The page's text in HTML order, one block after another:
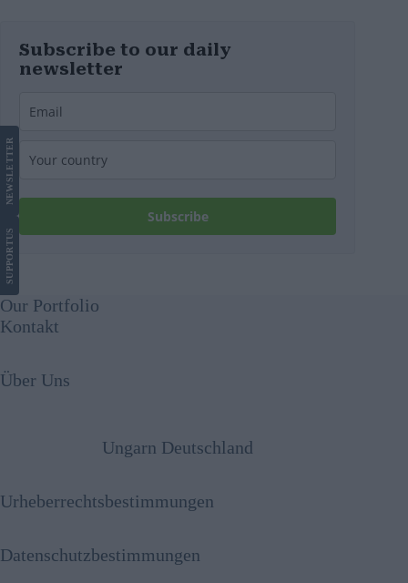
Subscribe to our daily
newsletter
Subscribe
SUPPORT
US
NEWS
LETTER
Our Portfolio
Kontakt
Über Uns
Ungarn Deutschland
Urheberrechtsbestimmungen
Datenschutzbestimmungen